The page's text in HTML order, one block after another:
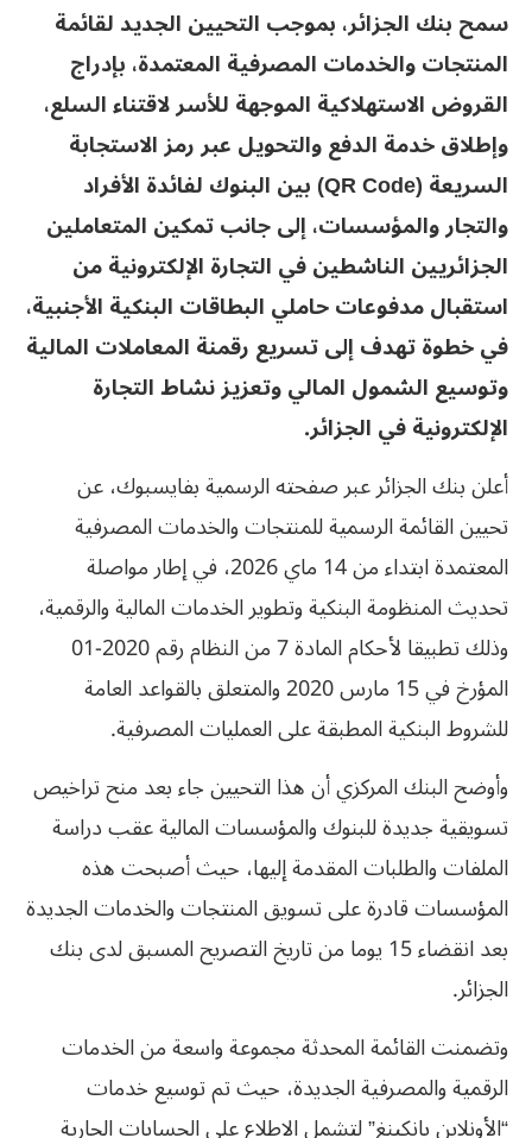
سمح بنك الجزائر، بموجب التحيين الجديد لقائمة
المنتجات والخدمات المصرفية المعتمدة، بإدراج
القروض الاستهلاكية الموجهة للأسر لاقتناء السلع،
وإطلاق خدمة الدفع والتحويل عبر رمز الاستجابة
السريعة (QR Code) بين البنوك لفائدة الأفراد
والتجار والمؤسسات، إلى جانب تمكين المتعاملين
الجزائريين الناشطين في التجارة الإلكترونية من
استقبال مدفوعات حاملي البطاقات البنكية الأجنبية،
في خطوة تهدف إلى تسريع رقمنة المعاملات المالية
وتوسيع الشمول المالي وتعزيز نشاط التجارة
الإلكترونية في الجزائر.
أعلن بنك الجزائر عبر صفحته الرسمية بفايسبوك، عن
تحيين القائمة الرسمية للمنتجات والخدمات المصرفية
المعتمدة ابتداء من 14 ماي 2026، في إطار مواصلة
تحديث المنظومة البنكية وتطوير الخدمات المالية والرقمية،
وذلك تطبيقا لأحكام المادة 7 من النظام رقم 2020-01
المؤرخ في 15 مارس 2020 والمتعلق بالقواعد العامة
للشروط البنكية المطبقة على العمليات المصرفية.
وأوضح البنك المركزي أن هذا التحيين جاء بعد منح تراخيص
تسويقية جديدة للبنوك والمؤسسات المالية عقب دراسة
الملفات والطلبات المقدمة إليها، حيث أصبحت هذه
المؤسسات قادرة على تسويق المنتجات والخدمات الجديدة
بعد انقضاء 15 يوما من تاريخ التصريح المسبق لدى بنك
الجزائر.
وتضمنت القائمة المحدثة مجموعة واسعة من الخدمات
الرقمية والمصرفية الجديدة، حيث تم توسيع خدمات
“الأونلاين بانكينغ” لتشمل الاطلاع على الحسابات الجارية